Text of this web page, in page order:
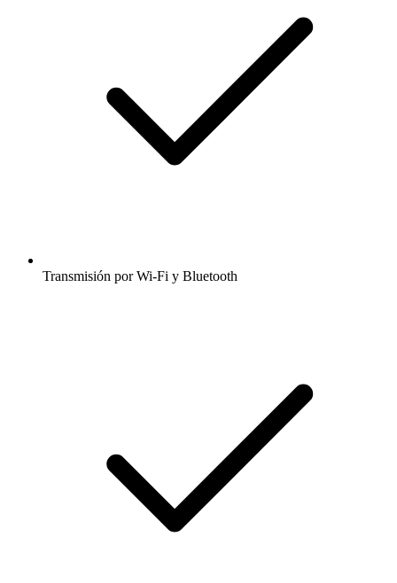
Transmisión por Wi-Fi y Bluetooth